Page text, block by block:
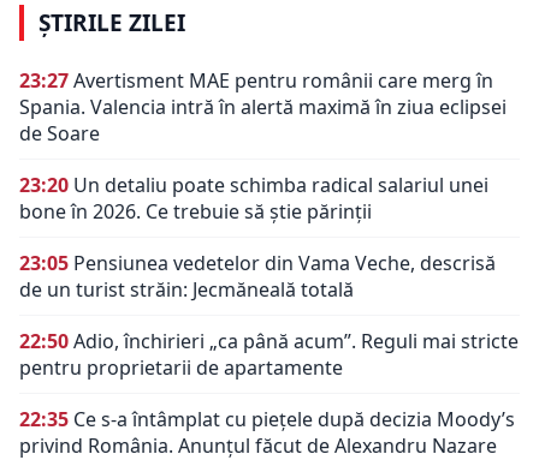
ȘTIRILE ZILEI
23:27Avertisment MAE pentru românii care merg în
Spania. Valencia intră în alertă maximă în ziua eclipsei
de Soare
23:20 Un detaliu poate schimba radical salariul unei
bone în 2026. Ce trebuie să știe părinții
23:05 Pensiunea vedetelor din Vama Veche, descrisă
de un turist străin: Jecmăneală totală
22:50Adio, închirieri „ca până acum”. Reguli mai stricte
pentru proprietarii de apartamente
22:35 Ce s-a întâmplat cu piețele după decizia Moody’s
privind România. Anunțul făcut de Alexandru Nazare